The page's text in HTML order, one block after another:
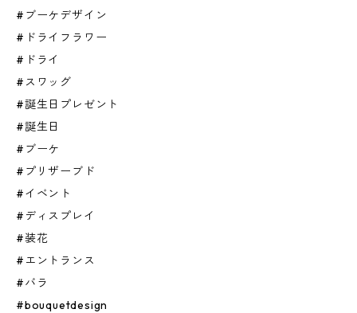
#ブーケデザイン
#ドライフラワー
#ドライ
#スワッグ
#誕生日プレゼント
#誕生日
#ブーケ
#プリザーブド
#イベント
#ディスプレイ
#装花
#エントランス
#バラ
#bouquetdesign